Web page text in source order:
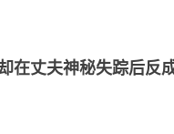
在丈夫神秘失踪后反